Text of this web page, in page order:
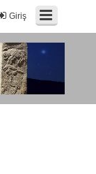
Giriş